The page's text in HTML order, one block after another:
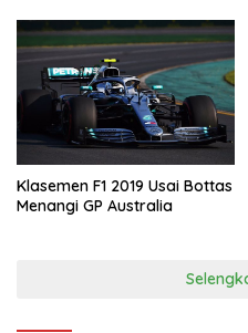
Klasemen F1 2019 Usai Bottas
Menangi GP Australia